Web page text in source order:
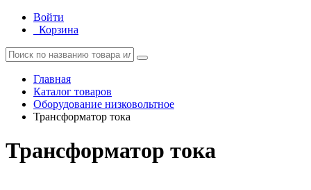
Войти
Корзина
Главная
Каталог товаров
Оборудование низковольтное
Трансформатор тока
Трансформатор тока